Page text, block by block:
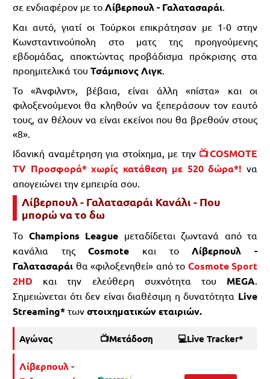
σε ενδιαφέρον με το Λίβερπουλ - Γαλατασαράι.
Και αυτό, γιατί οι Τούρκοι επικράτησαν με 1-0 στην
Κωνσταντινούπολη στο ματς της προηγούμενης
εβδομάδας, αποκτώντας προβάδισμα πρόκρισης στα
προημιτελικά του Τσάμπιονς Λιγκ.
Το «Άνφιλντ», βέβαια, είναι άλλη «πίστα» και οι
φιλοξενούμενοι θα κληθούν να ξεπεράσουν τον εαυτό
τους, αν θέλουν να είναι εκείνοι που θα βρεθούν στους
«8».
Ιδανική αναμέτρηση για στοίχημα, με την 📺COSMOTE
TV Προσφορά* χωρίς κατάθεση με 520 δώρα*! να
απογειώνει την εμπειρία σου.
Λίβερπουλ - Γαλατασαράι Κανάλι - Που
μπορώ να το δω
Το Champions League μεταδίδεται ζωντανά από τα
κανάλια τηςCosmote και τοΛίβερπουλ -
Γαλατασαράι θα «φιλοξενηθεί» από το Cosmote Sport
2HD και την ελεύθερη συχνότητα του MEGA.
Σημειώνεται ότι δεν είναι διαθέσιμη η δυνατότητα Live
Streaming* των στοιχηματικών εταιριών.
Αγώνας 📺Μετάδοση 💻Live Tracker*
Λίβερπουλ -